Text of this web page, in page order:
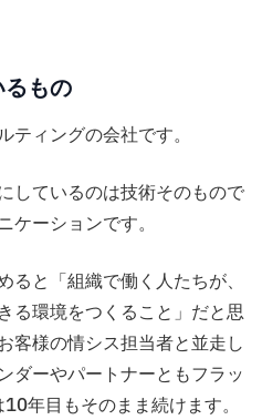
もの
ィングの会社です。
しているのは技術そのもので
ーションです。
と「組織で働く人たちが、
る環境をつくること」だと思
客様の情シス担当者と並走し
ダーやパートナーともフラッ
年目もそのまま続けます。